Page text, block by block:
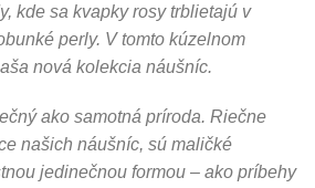
kde sa kvapky rosy trblietajú v
perly. V tomto kúzelnom
nová kolekcia náušníc.
ako samotná príroda. Riečne
našich náušníc, sú maličké
jedinečnou formou – ako príbehy